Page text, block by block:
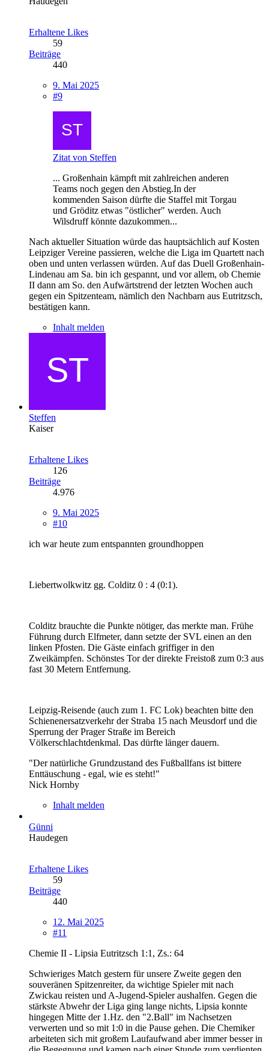
Erhaltene Likes
59
Beiträge
440
9. Mai 2025
#9
Zitat von Steffen
... Großenhain kämpft mit zahlreichen anderen
Teams noch gegen den Abstieg.In der
kommenden Saison dürfte die Staffel mit Torgau
und Gröditz etwas "östlicher" werden. Auch
Wilsdruff könnte dazukommen...
Nach aktueller Situation würde das hauptsächlich auf Kosten
Leipziger Vereine passieren, welche die Liga im Quartett nach
oben und unten verlassen würden. Auf das Duell Großenhain-
Lindenau am Sa. bin ich gespannt, und vor allem, ob Chemie
II dann am So. den Aufwärtstrend der letzten Wochen auch
gegen ein Spitzenteam, nämlich den Nachbarn aus Eutritzsch,
bestätigen kann.
Inhalt melden
Steffen
Kaiser
Erhaltene Likes
126
Beiträge
4.976
9. Mai 2025
#10
ich war heute zum entspannten groundhoppen
Liebertwolkwitz gg. Colditz 0 : 4 (0:1).
Colditz brauchte die Punkte nötiger, das merkte man. Frühe
Führung durch Elfmeter, dann setzte der SVL einen an den
linken Pfosten. Die Gäste einfach griffiger in den
Zweikämpfen. Schönstes Tor der direkte Freistoß zum 0:3 aus
fast 30 Metern Entfernung.
Leipzig-Reisende (auch zum 1. FC Lok) beachten bitte den
Schienenersatzverkehr der Straba 15 nach Meusdorf und die
Sperrung der Prager Straße im Bereich
Völkerschlachtdenkmal. Das dürfte länger dauern.
"Der natürliche Grundzustand des Fußballfans ist bittere
Enttäuschung - egal, wie es steht!"
Nick Hornby
Inhalt melden
Günni
Haudegen
Erhaltene Likes
59
Beiträge
440
12. Mai 2025
#11
Chemie II - Lipsia Eutritzsch 1:1, Zs.: 64
Schwieriges Match gestern für unsere Zweite gegen den
souveränen Spitzenreiter, da wichtige Spieler mit nach
Zwickau reisten und A-Jugend-Spieler aushalfen. Gegen die
stärkste Abwehr der Liga ging lange nichts, Lipsia konnte
hingegen Mitte der 1.Hz. den "2.Ball" im Nachsetzen
verwerten und so mit 1:0 in die Pause gehen. Die Chemiker
arbeiteten sich mit großem Laufaufwand aber immer besser in